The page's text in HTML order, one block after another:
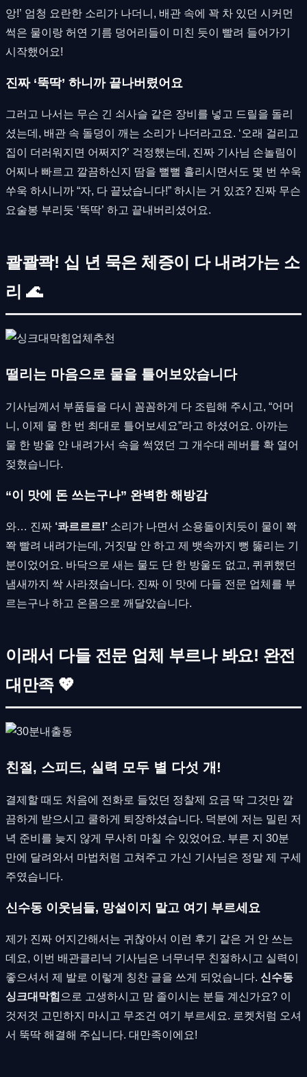
앙!’ 엄청 요란한 소리가 나더니, 배관 속에 꽉 차 있던 시커먼
썩은 물이랑 허연 기름 덩어리들이 미친 듯이 빨려 들어가기
시작했어요!
진짜 ‘뚝딱’ 하니까 끝나버렸어요
그러고 나서는 무슨 긴 쇠사슬 같은 장비를 넣고 드릴을 돌리
셨는데, 배관 속 돌덩이 깨는 소리가 나더라고요. ‘오래 걸리고
집이 더러워지면 어쩌지?’ 걱정했는데, 진짜 기사님 손놀림이
어찌나 빠르고 깔끔하신지 땀을 뻘뻘 흘리시면서도 몇 번 쑤욱
쑤욱 하시니까 “자, 다 끝났습니다!” 하시는 거 있죠? 진짜 무슨
요술봉 부리듯 ‘뚝딱’ 하고 끝내버리셨어요.
콸콸콱! 십 년 묵은 체증이 다 내려가는 소
리 🌊
떨리는 마음으로 물을 틀어보았습니다
기사님께서 부품들을 다시 꼼꼼하게 다 조립해 주시고, “어머
니, 이제 물 한 번 최대로 틀어보세요”라고 하셨어요. 아까는
물 한 방울 안 내려가서 속을 썩였던 그 개수대 레버를 확 열어
젖혔습니다.
“이 맛에 돈 쓰는구나” 완벽한 해방감
와… 진짜 ‘콰르르르!’ 소리가 나면서 소용돌이치듯이 물이 쫙
쫙 빨려 내려가는데, 거짓말 안 하고 제 뱃속까지 뻥 뚫리는 기
분이었어요. 바닥으로 새는 물도 단 한 방울도 없고, 퀴퀴했던
냄새까지 싹 사라졌습니다. 진짜 이 맛에 다들 전문 업체를 부
르는구나 하고 온몸으로 깨달았습니다.
이래서 다들 전문 업체 부르나 봐요! 완전
대만족 💖
친절, 스피드, 실력 모두 별 다섯 개!
결제할 때도 처음에 전화로 들었던 정찰제 요금 딱 그것만 깔
끔하게 받으시고 쿨하게 퇴장하셨습니다. 덕분에 저는 밀린 저
녁 준비를 늦지 않게 무사히 마칠 수 있었어요. 부른 지 30분
만에 달려와서 마법처럼 고쳐주고 가신 기사님은 정말 제 구세
주였습니다.
신수동 이웃님들, 망설이지 말고 여기 부르세요
제가 진짜 어지간해서는 귀찮아서 이런 후기 같은 거 안 쓰는
데요, 이번 배관클리닉 기사님은 너무너무 친절하시고 실력이
좋으셔서 제 발로 이렇게 칭찬 글을 쓰게 되었습니다. 신수동
싱크대막힘 으로 고생하시고 맘 졸이시는 분들 계신가요? 이
것저것 고민하지 마시고 무조건 여기 부르세요. 로켓처럼 오셔
서 뚝딱 해결해 주십니다. 대만족이에요!